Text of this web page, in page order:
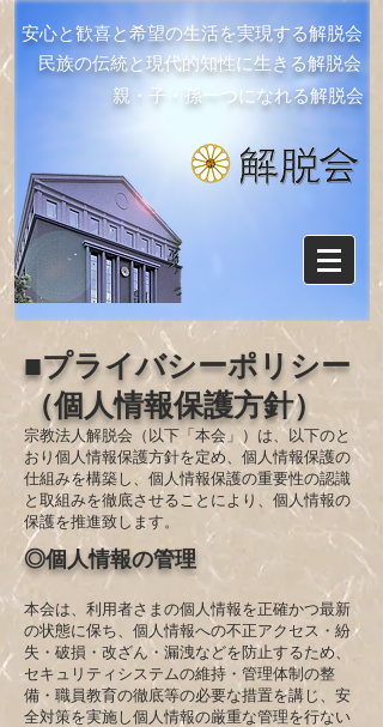
安心と歓喜と希望の生活を実現する解脱会
民族の伝統と現代的知性に生きる解脱会
親・子・孫一つになれる解脱会
◎個人情報の管理
本会は、利用者さまの個人情報を正確かつ最新
の状態に保ち、個人情報への不正アクセス・紛
失・破損・改ざん・漏洩などを防止するため、
セキュリティシステムの維持・管理体制の整
備・職員教育の徹底等の必要な措置を講じ、安
全対策を実施し個人情報の厳重な管理を行ない
■プライバシーポリシー
（個人情報保護方針）
宗教法人解脱会（以下「本会」）は、以下のと
おり個人情報保護方針を定め、個人情報保護の
仕組みを構築し、個人情報保護の重要性の認識
と取組みを徹底させることにより、個人情報の
保護を推進致します。